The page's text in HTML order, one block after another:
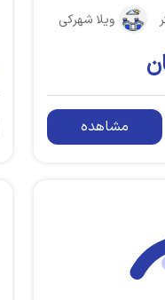
ویلا شهرکی
مشاهده